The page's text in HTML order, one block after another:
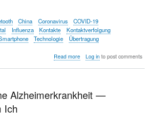
China Coronavirus
COVID-19
Influenza Kontakte
Kontaktverfolgung
Technologie Übertragung
Read moreabout
Pandemien
Log into post comments
Alzheimerkrankheit —
Ich